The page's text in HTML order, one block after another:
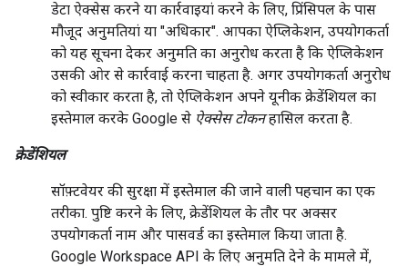
डेटा ऐक्सेस करने या कार्रवाइयां करने के लिए, प्रिंसिपल के पास
मौजूद अनुमतियां या "अधिकार". आपका ऐप्लिकेशन, उपयोगकर्ता
को यह सूचना देकर अनुमति का अनुरोध करता है कि ऐप्लिकेशन
उसकी ओर से कार्रवाई करना चाहता है. अगर उपयोगकर्ता अनुरोध
को स्वीकार करता है, तो ऐप्लिकेशन अपने यूनीक क्रेडेंशियल का
इस्तेमाल करके Google से ऐक्सेस टोकनहासिल करता है.
क्रेडेंशियल
सॉफ़्टवेयर की सुरक्षा में इस्तेमाल की जाने वाली पहचान का एक
तरीका. पुष्टि करने के लिए, क्रेडेंशियल के तौर पर अक्सर
उपयोगकर्ता नाम और पासवर्ड का इस्तेमाल किया जाता है.
Google Workspace API के लिए अनुमति देने के मामले में,